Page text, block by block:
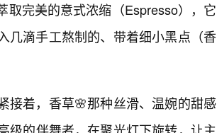
取完美的意式浓缩（Espresso），它
几滴手工熬制的、带着细小黑点（香
接着，香草🌸那种丝滑、温婉的甜感